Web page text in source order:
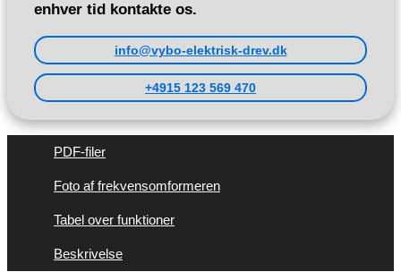
enhver tid kontakte os.
info@vybo-elektrisk-drev.dk
+4915 123 569 470
PDF-filer
Foto af frekvensomformeren
Tabel over funktioner
Beskrivelse